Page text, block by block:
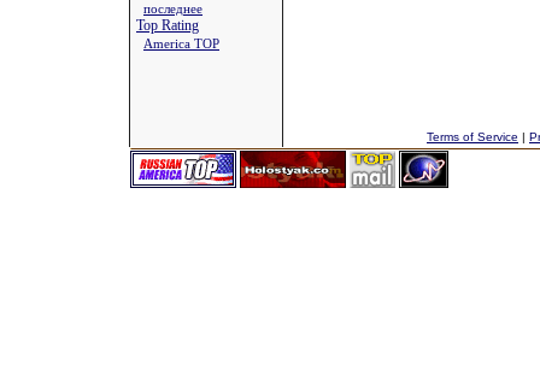
последнее
Top Rating
America TOP
Terms of Service |